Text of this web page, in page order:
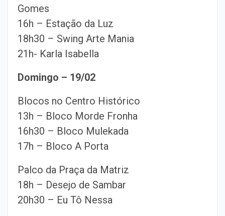
Gomes
16h – Estação da Luz
18h30 – Swing Arte Mania
21h- Karla Isabella
Domingo – 19/02
Blocos no Centro Histórico
13h – Bloco Morde Fronha
16h30 – Bloco Mulekada
17h – Bloco A Porta
Palco da Praça da Matriz
18h – Desejo de Sambar
20h30 – Eu Tô Nessa